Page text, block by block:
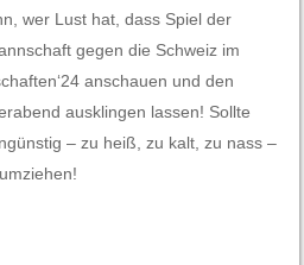
wer Lust hat, dass Spiel der
gegen die Schweiz im
anschauen und den
ausklingen lassen! Sollte
– zu heiß, zu kalt, zu nass –